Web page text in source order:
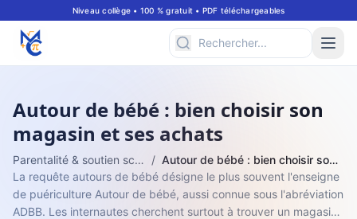
Niveau collège • 100 % gratuit • PDF téléchargeables
Autour de bébé : bien choisir son
magasin et ses achats
Parentalité & soutien scolaire /
Autour de bébé : bien choisir son magasin et ses achats
La requête autours de bébé désigne le plus souvent l'enseigne
de puériculture Autour de bébé, aussi connue sous l'abréviation
ADBB. Les internautes cherchent surtout à trouver un magasin